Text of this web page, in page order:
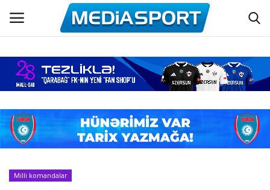
Əsas
Azərbaycan futbolu
Maraqlı
Əlaqə
Milli komandalar